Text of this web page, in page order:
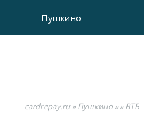
Пушкино
cardrepay.ru»Пушкино»» ВТБ